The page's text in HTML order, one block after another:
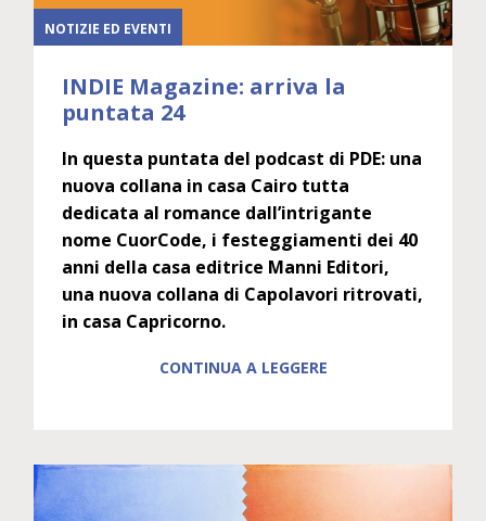
NOTIZIE ED EVENTI
INDIE Magazine: arriva la
puntata 24
In questa puntata del podcast di PDE: una
nuova collana in casa Cairo tutta
dedicata al romance dall’intrigante
nome CuorCode, i festeggiamenti dei 40
anni della casa editrice Manni Editori,
una nuova collana di Capolavori ritrovati,
in casa Capricorno.
CONTINUA A LEGGERE